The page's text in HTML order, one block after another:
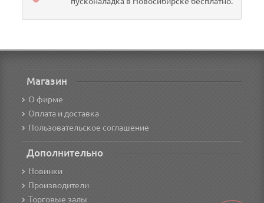
Магазин
О фирме
Оплата и доставка
Пользовательское соглашение
Дополнительно
Новинки
Производители
Торговые залы